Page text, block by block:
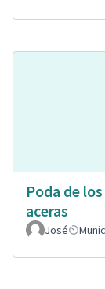
Poda de
aceras
José